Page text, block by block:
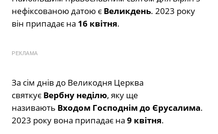
нефіксованою датою є Великдень. 2023 року
він припадає на 16 квітня.
РЕКЛАМА
За сім днів до Великодня Церква
святкує Вербну неділю, яку ще
називають Входом Господнім до Єрусалима.
2023 року вона припадає на 9 квітня.